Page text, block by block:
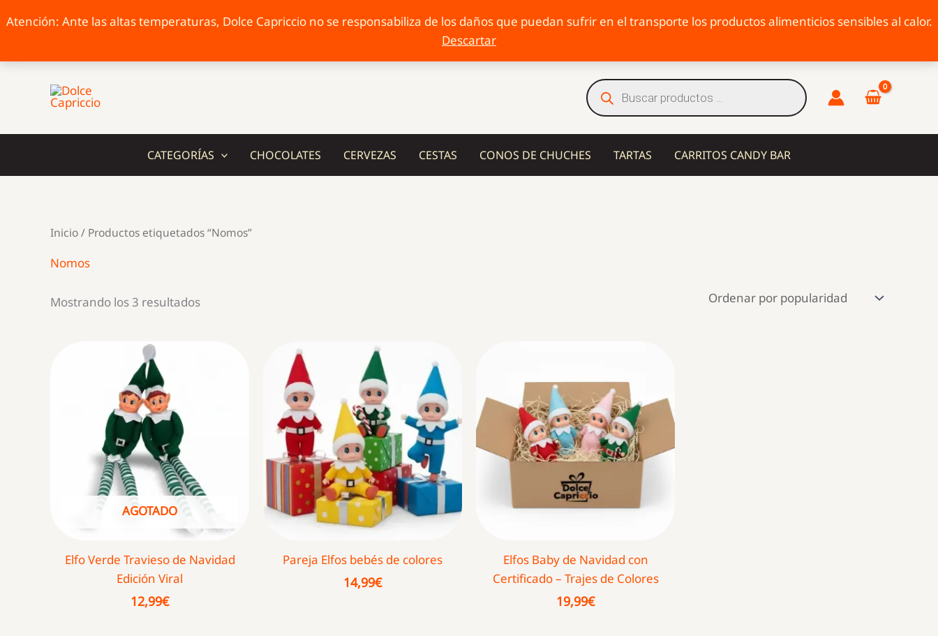
Atención: Ante las altas temperaturas, Dolce Capriccio no se responsabiliza de los daños que puedan sufrir en el transporte los productos alimenticios sensibles al calor.
Descartar
contenido
Búsqueda
de
productos
CATEGORÍAS CHOCOLATES CERVEZAS CESTAS CONOS DE CHUCHES TARTAS CARRITOS CANDY BAR
Inicio/ Productos etiquetados “Nomos”
Nomos
Mostrando los 3 resultadosOrdenado
AGOTADO
Elfo Verde Travieso de Navidad
Edición Viral
12,99€
Pareja Elfos bebés de colores
14,99€
Elfos Baby de Navidad con
Certificado – Trajes de Colores
19,99€